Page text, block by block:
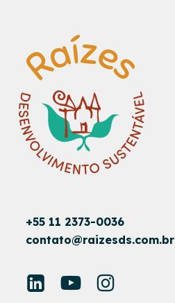
+55 11 2373-0036
contato@raizesds.com.br